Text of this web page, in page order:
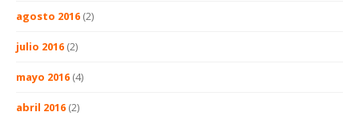
agosto 2016 (2)
julio 2016 (2)
mayo 2016 (4)
abril 2016 (2)